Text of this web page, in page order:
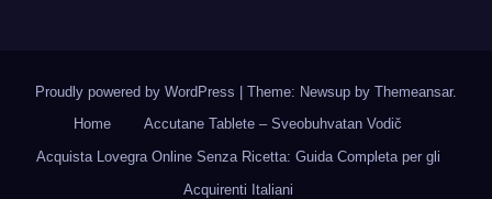
Proudly powered by WordPress Theme: Newsup by Themeansar.
Home
Accutane Tablete – Sveobuhvatan Vodič
Acquista Lovegra Online Senza Ricetta: Guida Completa per gli
Acquirenti Italiani